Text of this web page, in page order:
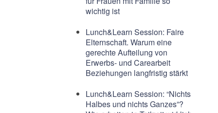
wichtig ist
Lunch&Learn Session: Faire
Elternschaft. Warum eine
gerechte Aufteilung von
Erwerbs- und Carearbeit
Beziehungen langfristig stärkt
Lunch&Learn Session: “Nichts
Halbes und nichts Ganzes”?